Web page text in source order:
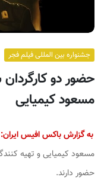
جشنواره بین المللی فیلم فجر
حضور دو
مسعود کیمیایی
به گزارش باکس افیس ایران:
مسعود کیمیایی و تهیه
حضور دارند.